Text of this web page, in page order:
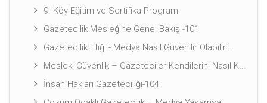
9. Köy Eğitim ve Sertifika Programı
Gazetecilik Mesleğine Genel Bakış -101
Gazetecilik Etiği - Medya Nasıl Güvenilir Olabilir...
Mesleki Güvenlik – Gazeteciler Kendilerini Nasıl K...
İnsan Hakları Gazeteciliği-104